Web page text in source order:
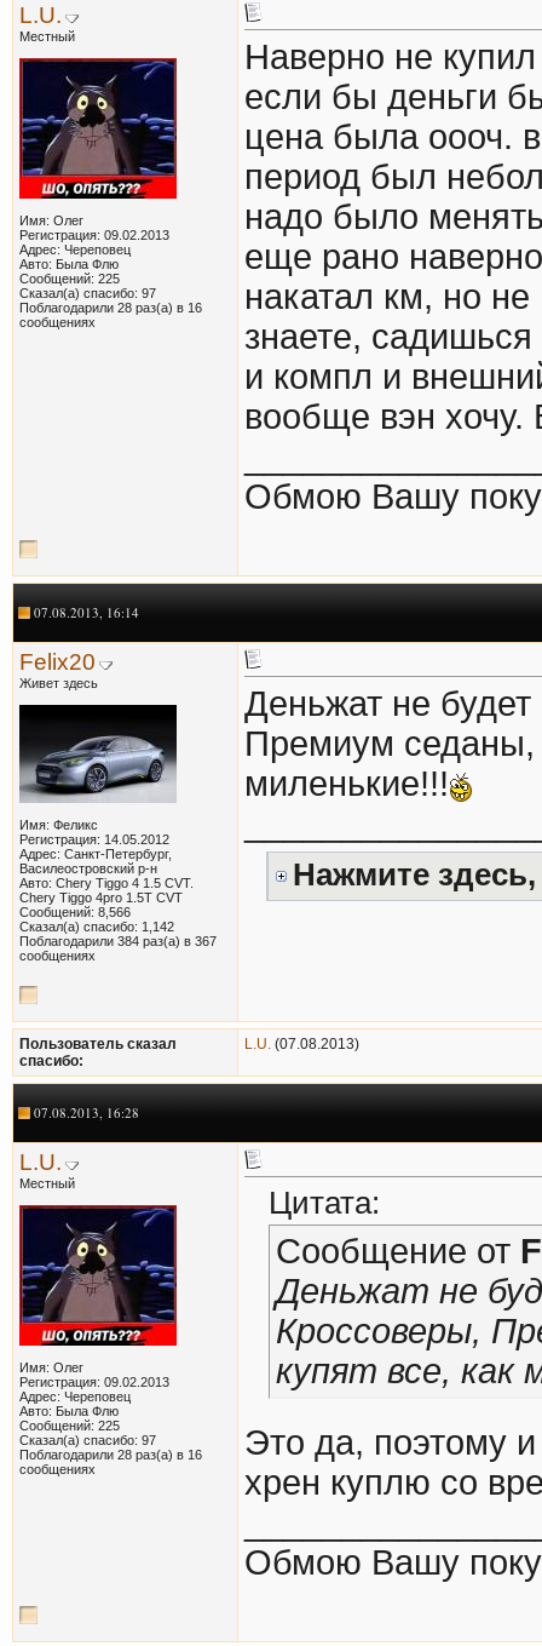
L.U.
Местный
Имя: Олег
Регистрация: 09.02.2013
Адрес: Череповец
Авто: Была Флю
Сообщений: 225
Сказал(а) спасибо: 97
Поблагодарили 28 раз(а) в 16
сообщениях
Наверно не
если бы деньги
цена была оооч.
период был
надо было
еще рано
накатал км, но
знаете,
и компл и
вообще вэн хочу.
Обмою Вашу
07.08.2013, 16:14
Felix20
Живет здесь
Имя: Феликс
Регистрация: 14.05.2012
Адрес: Санкт-Петербург,
Василеостровский р-н
Авто: Chery Tiggo 4 1.5 CVT.
Chery Tiggo 4pro 1.5T CVT
Сообщений: 8,566
Сказал(а) спасибо: 1,142
Поблагодарили 384 раз(а) в 367
сообщениях
Деньжат не
Премиум седаны,
миленькие!!!
Нажмите
Пользователь сказал
cпасибо:
L.U. (07.08.2013)
07.08.2013, 16:28
L.U.
Местный
Имя: Олег
Регистрация: 09.02.2013
Адрес: Череповец
Авто: Была Флю
Сообщений: 225
Сказал(а) спасибо: 97
Поблагодарили 28 раз(а) в 16
сообщениях
Цитата:
Сообщение от
Деньжат не
Кроссоверы,
купят все, как
Это да, поэтому
хрен куплю со
Обмою Вашу